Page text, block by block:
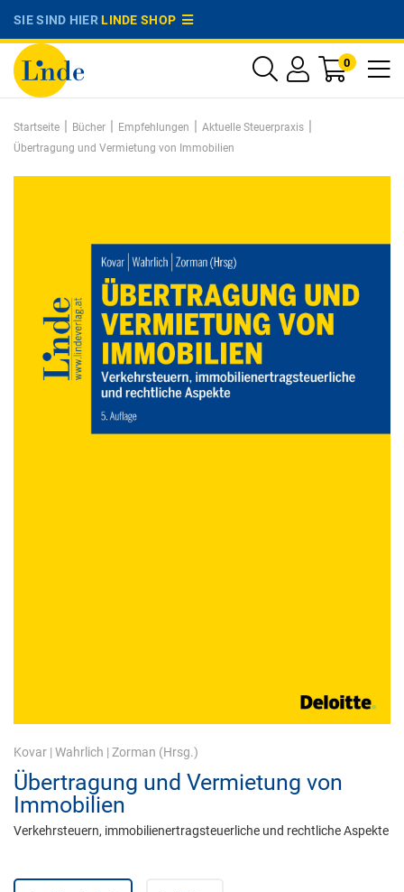
SIE SIND HIERLINDE SHOP
0
Startseite | Bücher | Empfehlungen | Aktuelle Steuerpraxis |
Übertragung und Vermietung von Immobilien
Kovar | Wahrlich | Zorman (Hrsg.)
Übertragung und Vermietung von
Immobilien
Verkehrsteuern, immobilienertragsteuerliche und rechtliche Aspekte